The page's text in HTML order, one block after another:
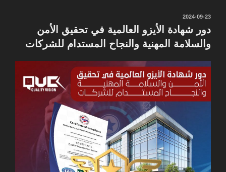
نُشر
2024-09-23
دور شهادة الأيزو العالمية في تحقيق الأمن
والسلامة المهنية والنجاح المستدام للشركات